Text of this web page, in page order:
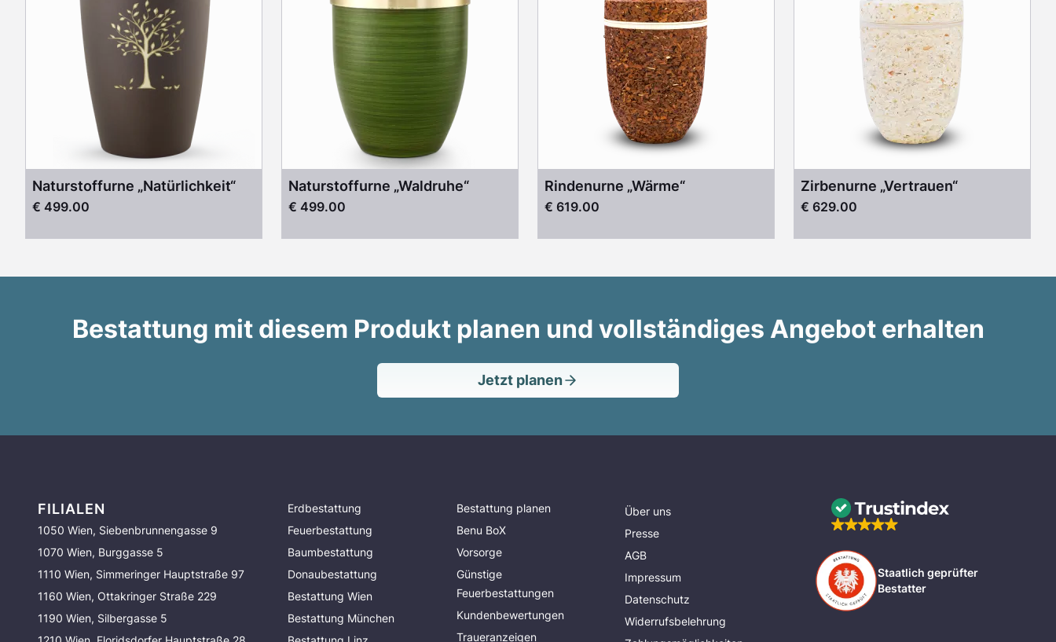
Naturstoffurne „Natürlichkeit“
€ 499.00
Naturstoffurne „Waldruhe“
€ 499.00
Rindenurne „Wärme“
€ 619.00
Zirbenurne „Vertrauen“
€ 629.00
Bestattung mit diesem Produkt planen und vollständiges Angebot erhalten
Jetzt planen
FILIALEN
1050 Wien, Siebenbrunnengasse 9
1070 Wien, Burggasse 5
1110 Wien, Simmeringer Hauptstraße 97
1160 Wien, Ottakringer Straße 229
1190 Wien, Silbergasse 5
Erdbestattung
Feuerbestattung
Baumbestattung
Donaubestattung
Bestattung Wien
Bestattung München
Bestattung planen
Benu BoX
Vorsorge
Günstige
Feuerbestattungen
Kundenbewertungen
Traueranzeigen
Über uns
Presse
AGB
Impressum
Datenschutz
Widerrufsbelehrung
Staatlich geprüfter
Bestatter